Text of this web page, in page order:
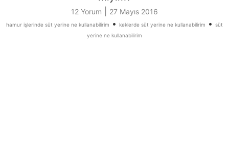
12 Yorum 27 Mayıs 2016
hamur işlerinde süt yerine ne kullanabilirim • keklerde süt yerine ne kullanabilirim •
süt
yerine ne kullanabilirim